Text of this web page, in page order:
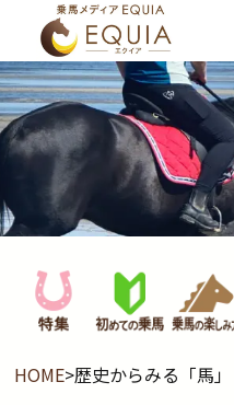
HOME>歴史からみる「馬